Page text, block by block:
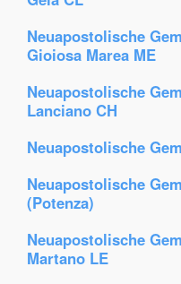
Neuapostolische
Gioiosa Marea ME
Neuapostolische
Lanciano CH
Neuapostolische
Neuapostolische
(Potenza)
Neuapostolische
Martano LE